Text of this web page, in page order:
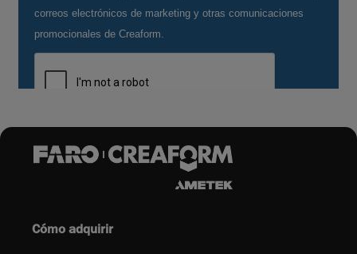
Cómo adquirir